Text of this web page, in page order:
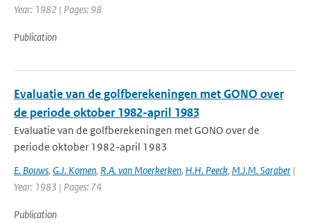
Year: 1982 | Pages: 98
Publication
Evaluatie van de golfberekeningen met GONO over
de periode oktober 1982-april 1983
Evaluatie van de golfberekeningen met GONO over de
periode oktober 1982-april 1983
E. Bouws, G.J. Komen, R.A. van Moerkerken, H.H. Peeck, M.J.M. Saraber |
Year: 1983 | Pages: 74
Publication